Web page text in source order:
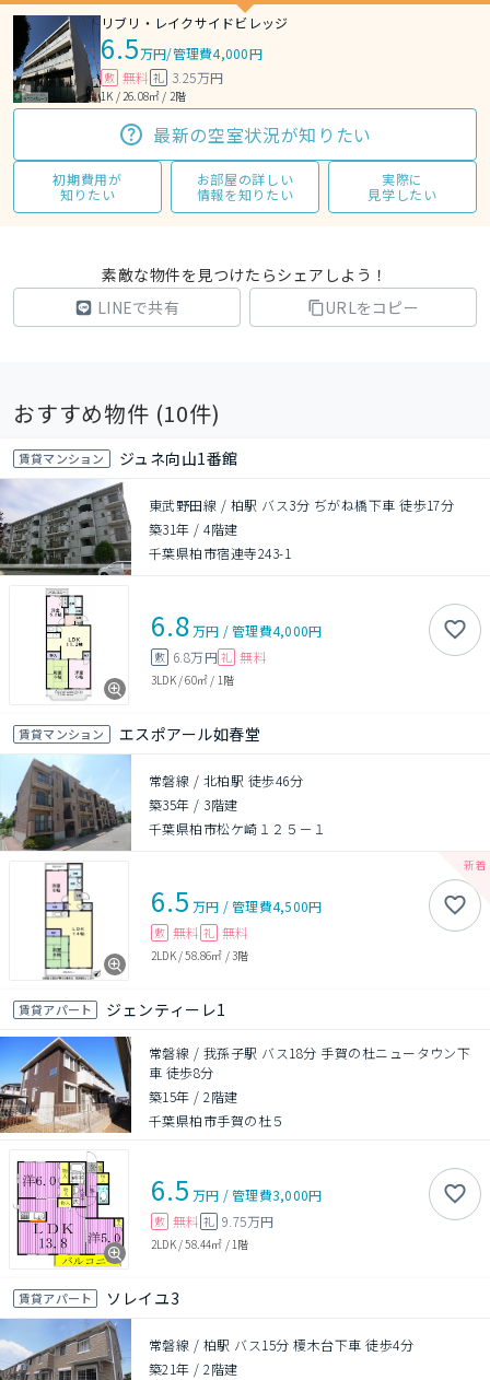
リブリ・レイクサイドビレッジ
6.5万円/管理費4,000円
敷 無料 礼 3.25万円
1K / 26.08㎡ / 2階
最新の空室状況が知りたい
初期費用が
知りたい
お部屋の詳しい
情報を知りたい
実際に
見学したい
素敵な物件を見つけたらシェアしよう！
LINEで共有
URLをコピー
おすすめ物件 (10件)
賃貸マンション ジュネ向山1番館
東武野田線 / 柏駅 バス3分 ぢがね橋下車 徒歩17分
築31年 /4階建
千葉県柏市宿連寺243-1
6.8万円 /管理費4,000円
敷 6.8万円 礼 無料
3LDK/60㎡ / 1階
賃貸マンション エスポアール如春堂
常磐線 / 北柏駅 徒歩46分
築35年 / 3階建
千葉県柏市松ケ崎１２５－１
6.5 万円 /管理費4,500円
敷 無料 礼 無料
2LDK/58.86㎡ /3階
賃貸アパート ジェンティーレ1
常磐線 / 我孫子駅 バス18分 手賀の杜ニュータウン下
車 徒歩8分
築15年 /2階建
千葉県柏市手賀の杜５
6.5 万円 /管理費3,000円
敷 無料 礼 9.75万円
2LDK/58.44㎡ / 1階
賃貸アパート ソレイユ3
常磐線 / 柏駅 バス15分 榎木台下車 徒歩4分
築21年 /2階建